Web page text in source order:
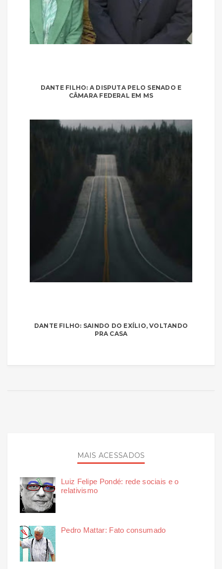
DANTE FILHO: A DISPUTA PELO SENADO E
CÂMARA FEDERAL EM MS
DANTE FILHO: SAINDO DO EXÍLIO, VOLTANDO
PRA CASA
MAIS ACESSADOS
Luiz Felipe Pondé: rede sociais e o
relativismo
Pedro Mattar: Fato consumado